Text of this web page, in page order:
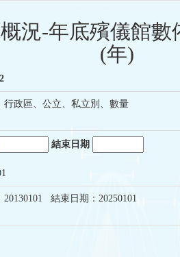
況-年底殯儀館數
(年)
行政區、公立、私立別、數量
結束日期
20130101 結束日期：20250101